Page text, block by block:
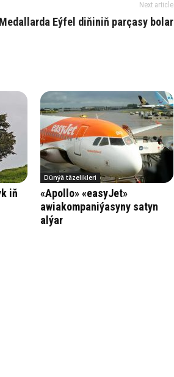
Next article
Medallarda Eýfel diňiniň parçasy bolar
iň
Dünýä täzelikleri
«Apollo» «easyJet»
awiakompaniýasyny satyn
alýar